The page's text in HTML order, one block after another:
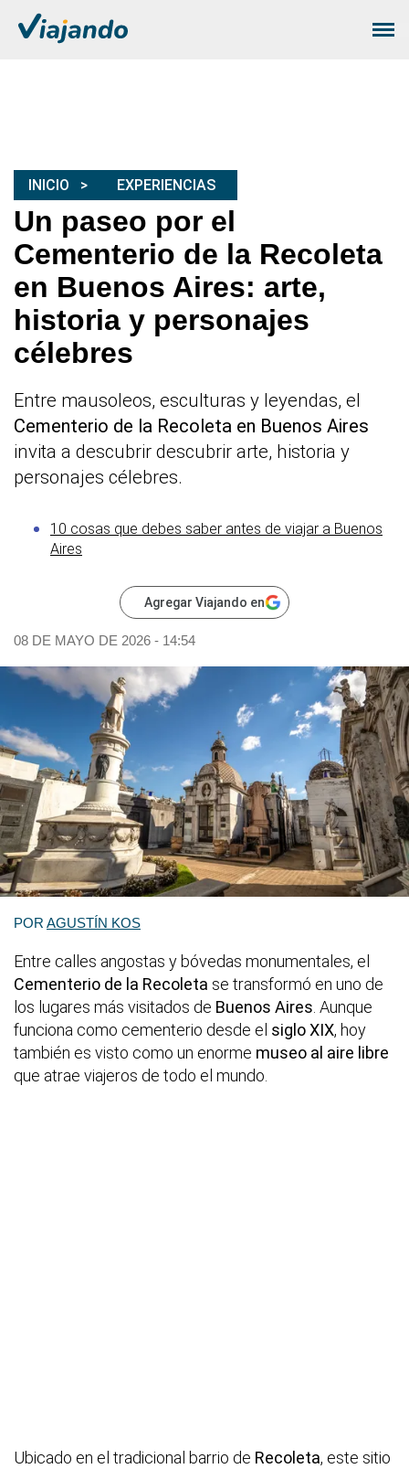
INICIO EXPERIENCIAS
Un paseo por el
Cementerio de la Recoleta
en Buenos Aires: arte,
historia y personajes
célebres
Entre mausoleos, esculturas y leyendas, el
Cementerio de la Recoleta en Buenos Aires
invita a descubrir descubrir arte, historia y
personajes célebres.
10 cosas que debes saber antes de viajar a Buenos
Aires
Agregar Viajando en
08 DE MAYO DE 2026 - 14:54
POR AGUSTÍN KOS
Entre calles angostas y bóvedas monumentales, el
Cementerio de la Recoleta se transformó en uno de
los lugares más visitados de Buenos Aires . Aunque
funciona como cementerio desde el siglo XIX, hoy
también es visto como un enorme museo al aire libre
que atrae viajeros de todo el mundo.
Ubicado en el tradicional barrio de Recoleta, este sitio